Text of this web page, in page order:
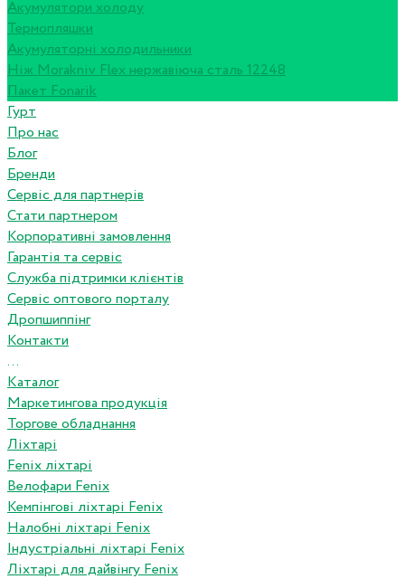
Акумулятори холоду
Термопляшки
Акумуляторні холодильники
Ніж Morakniv Flex нержавіюча сталь 12248
Пакет Fonarik
Гурт
Про нас
Блог
Бренди
Сервіс для партнерів
Стати партнером
Корпоративні замовлення
Гарантія та сервіс
Служба підтримки клієнтів
Сервіс оптового порталу
Дропшиппінг
Контакти
...
Каталог
Маркетингова продукція
Торгове обладнання
Ліхтарі
Fenix ліхтарі
Велофари Fenix
Кемпінгові ліхтарі Fenix
Налобні ліхтарі Fenix
Індустріальні ліхтарі Fenix
Ліхтарі для дайвінгу Fenix